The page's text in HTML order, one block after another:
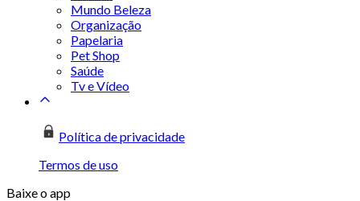
Mundo Beleza
Organização
Papelaria
Pet Shop
Saúde
Tv e Vídeo
Política de privacidade
Termos de uso
Baixe o app